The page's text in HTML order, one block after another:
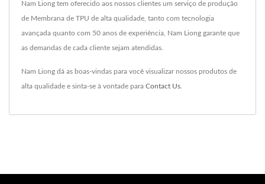
Nam Liong tem oferecido aos nossos clientes um serviço de produção
de Membrana de TPU de alta qualidade, tanto com tecnologia
avançada quanto com 50 anos de experiência, Nam Liong garante que
as demandas de cada cliente sejam atendidas.
Nam Liong dá as boas-vindas para você visualizar nossos produtos de
alta qualidade e sinta-se à vontade para Contact Us